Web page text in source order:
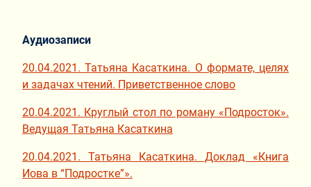
Аудиозаписи
20.04.2021. Татьяна Касаткина. О формате, целях
и задачах чтений. Приветственное слово
20.04.2021. Круглый стол по роману «Подросток».
Ведущая Татьяна Касаткина
20.04.2021. Татьяна Касаткина. Доклад «Книга
Иова в “Подростке”».